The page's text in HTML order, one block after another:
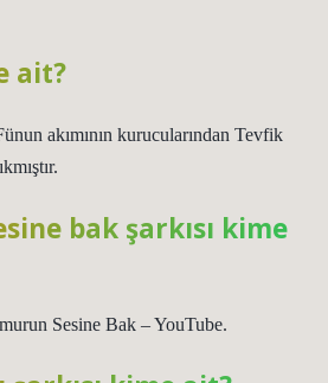
ait?
akımının kurucularından Tevfik
bak şarkısı kime
Sesine Bak – YouTube.